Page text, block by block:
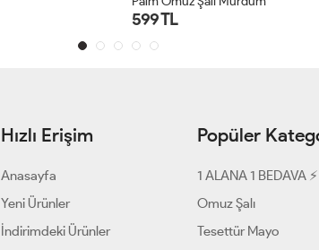
599 TL
Hızlı Erişim
Anasayfa
Yeni Ürünler
İndirimdeki Ürünler
Popüler
1 ALANA 1 BEDAVA ⚡
Omuz Şalı
Tesettür Mayo